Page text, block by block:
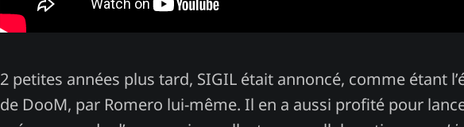
2 petites années plus tard, SIGIL était annoncé, comme étant
de DooM, par Romero lui-même. Il en a aussi profité pour